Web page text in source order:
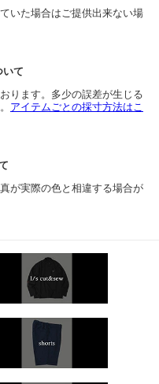
いた場合はご提供出来ない場
いて
ります。多少の誤差が生じる
アイテムごとの採寸方法はこ
が実際の色と相違する場合が